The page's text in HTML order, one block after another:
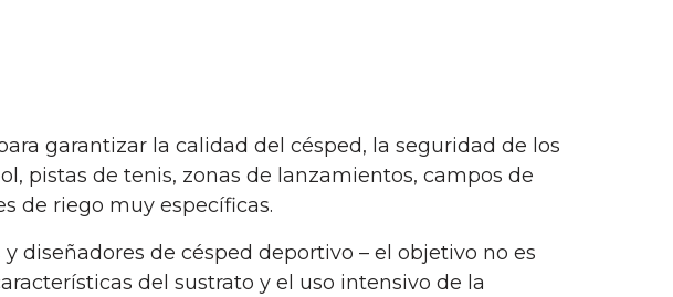
garantizar la calidad del césped, la seguridad de los
pistas de tenis, zonas de lanzamientos, campos de
de riego muy específicas.
diseñadores de césped deportivo – el objetivo no es
del sustrato y el uso intensivo de la